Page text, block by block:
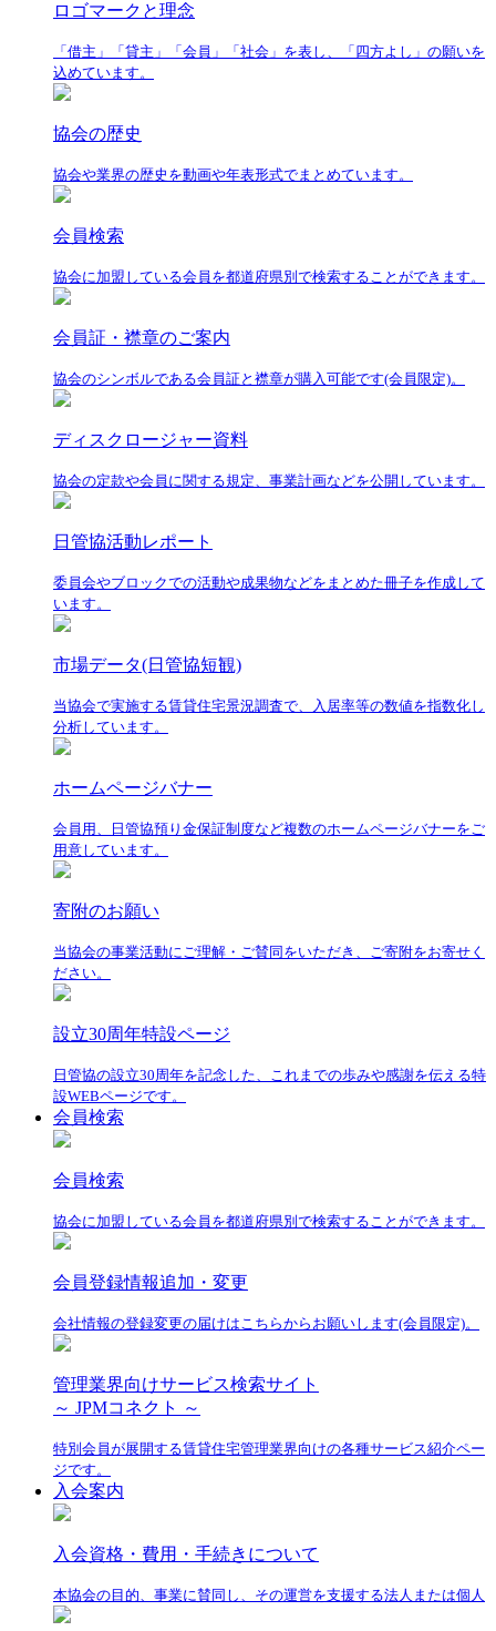
ロゴマークと理念
「借主」「貸主」「会員」「社会」を表し、「四方よし」の願いを
込めています。
協会の歴史
協会や業界の歴史を動画や年表形式でまとめています。
会員検索
協会に加盟している会員を都道府県別で検索することができます。
会員証・襟章のご案内
協会のシンボルである会員証と襟章が購入可能です(会員限定)。
ディスクロージャー資料
協会の定款や会員に関する規定、事業計画などを公開しています。
日管協活動レポート
委員会やブロックでの活動や成果物などをまとめた冊子を作成して
います。
市場データ(日管協短観)
当協会で実施する賃貸住宅景況調査で、入居率等の数値を指数化し
分析しています。
ホームページバナー
会員用、日管協預り金保証制度など複数のホームページバナーをご
用意しています。
寄附のお願い
当協会の事業活動にご理解・ご賛同をいただき、ご寄附をお寄せく
ださい。
設立30周年特設ページ
日管協の設立30周年を記念した、これまでの歩みや感謝を伝える特
設WEBページです。
会員検索
会員検索
協会に加盟している会員を都道府県別で検索することができます。
会員登録情報追加・変更
会社情報の登録変更の届けはこちらからお願いします(会員限定)。
管理業界向けサービス検索サイト
～ JPMコネクト ～
特別会員が展開する賃貸住宅管理業界向けの各種サービス紹介ペー
ジです。
入会案内
入会資格・費用・手続きについて
本協会の目的、事業に賛同し、その運営を支援する法人または個人